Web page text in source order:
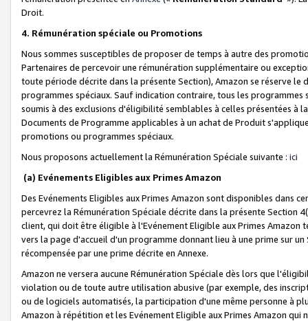
Droit.
4. Rémunération spéciale ou Promotions
Nous sommes susceptibles de proposer de temps à autre des
Partenaires de percevoir une rémunération supplémentaire ou
toute période décrite dans la présente Section), Amazon se réserve
programmes spéciaux. Sauf indication contraire, tous les
soumis à des exclusions d'éligibilité semblables à celles présentées à
Documents de Programme applicables à un achat de Produit
promotions ou programmes spéciaux.
Nous proposons actuellement la Rémunération Spéciale suivante : ici
(a) Evénements Eligibles aux Primes Amazon
Des Evénements Eligibles aux Primes Amazon sont disponibles dans
percevrez la Rémunération Spéciale décrite dans la présente Section
client, qui doit être éligible à l'Evénement Eligible aux Primes Amazon
vers la page d'accueil d'un programme donnant lieu à une prime sur
récompensée par une prime décrite en Annexe.
Amazon ne versera aucune Rémunération Spéciale dès lors que
violation ou de toute autre utilisation abusive (par exemple, des
ou de logiciels automatisés, la participation d'une même personne à
Amazon à répétition et les Evénement Eligible aux Primes Amazon qui